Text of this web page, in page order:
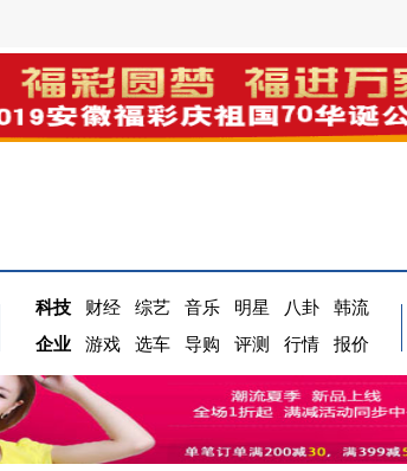
科技 财经 综艺 音乐 明星 八卦
韩流
企业
游戏 选车 导购 评测 行情 报价